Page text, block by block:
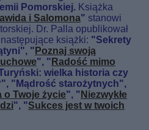
Pomorskiej. Książka
i Salomona" stanowi
Dr. Palla opublikował
książki: "Sekrety
" Poznaj swoją
", " Radość mimo
wielka historia czy
"Mądrość starożytnych",
o Twoje życie", " Niezwykłe
", "Sukces jest w twoich